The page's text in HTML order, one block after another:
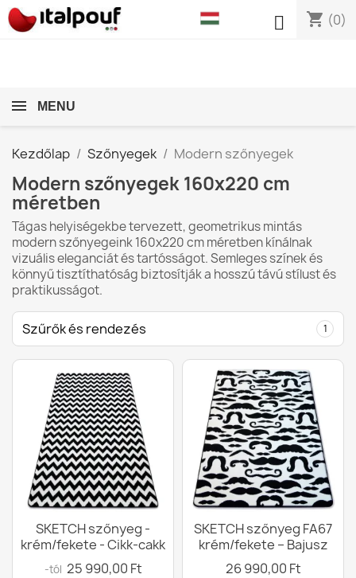
shopping_cart (0)

MENU
Kezdőlap Szőnyegek Modern szőnyegek
Modern szőnyegek 160x220 cm
méretben
Tágas helyiségekbe tervezett, geometrikus mintás
modern szőnyegeink 160x220 cm méretben kínálnak
vizuális eleganciát és tartósságot. Semleges színek és
könnyű tisztíthatóság biztosítják a hosszú távú stílust és
praktikusságot.
Szűrők és rendezés 1
SKETCH szőnyeg -
krém/fekete - Cikk-cakk
-tól 25 990,00 Ft
SKETCH szőnyeg FA67
krém/fekete – Bajusz
26 990,00 Ft